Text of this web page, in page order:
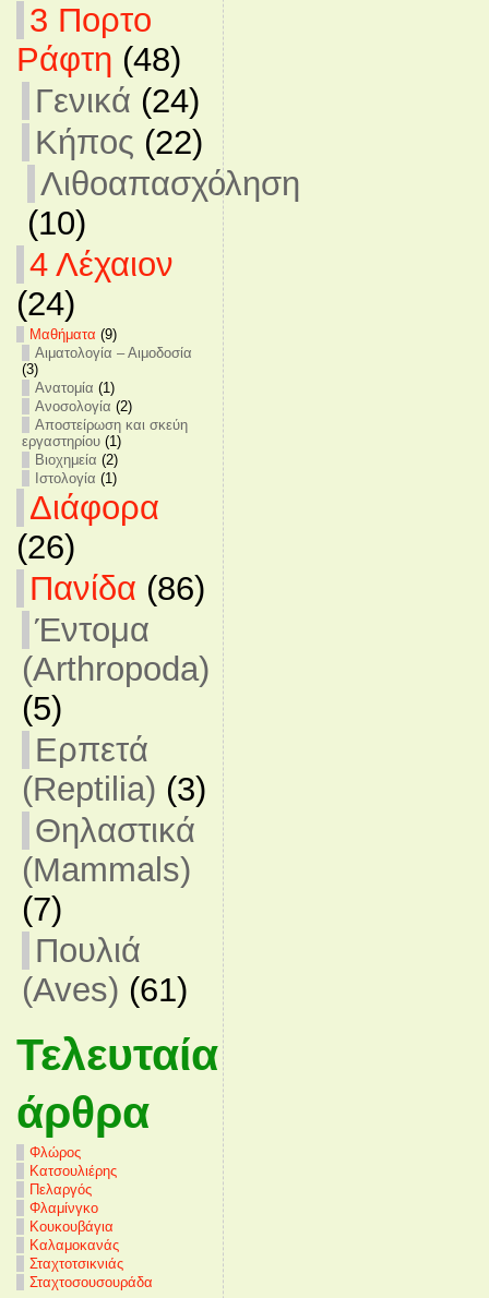
3 Πορτο
Ράφτη (48)
Γενικά (24)
Κήπος (22)
Λιθοαπασχόληση
(10)
4 Λέχαιον
(24)
Mαθήματα (9)
Αιματολογία – Αιμοδοσία
(3)
Ανατομία (1)
Ανοσολογία (2)
Αποστείρωση και σκεύη
εργαστηρίου(1)
Βιοχημεία (2)
Ιστολογία (1)
Διάφορα
(26)
Πανίδα (86)
Έντομα
(Arthropoda)
(5)
Ερπετά
(Reptilia) (3)
Θηλαστικά
(Mammals)
(7)
Πουλιά
(Aves) (61)
Τελευταία
άρθρα
Φλώρος
Κατσουλιέρης
Πελαργός
Φλαμίνγκο
Κουκουβάγια
Καλαμοκανάς
Σταχτοτσικνιάς
Σταχτοσουσουράδα